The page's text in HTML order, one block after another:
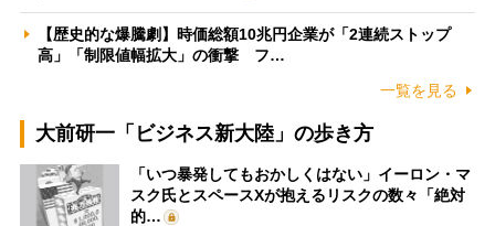
【歴史的な爆騰劇】時価総額10兆円企業が「2連続ストップ
高」「制限値幅拡大」の衝撃 フ…
一覧を見る
大前研一「ビジネス新大陸」の歩き方
「いつ暴発してもおかしくはない」イーロン・マ
スク氏とスペースXが抱えるリスクの数々「絶対
的…